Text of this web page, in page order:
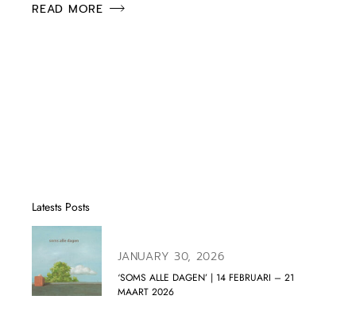
READ MORE
Latests Posts
JANUARY 30, 2026
‘SOMS ALLE DAGEN’ | 14 FEBRUARI – 21
MAART 2026